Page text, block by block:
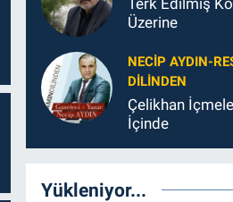
Üzerine
NECIP AYDIN-
DILINDEN
Çelikhan
İçinde
Yükleniyor...